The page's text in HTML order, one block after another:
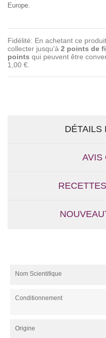
Europe.
Fidélité: En achetant ce
collecter jusqu'à 2 points de
points qui peuvent être
1,00 €
DÉTAILS
AVIS
Nom Scientifique
Conditionnement
Origine